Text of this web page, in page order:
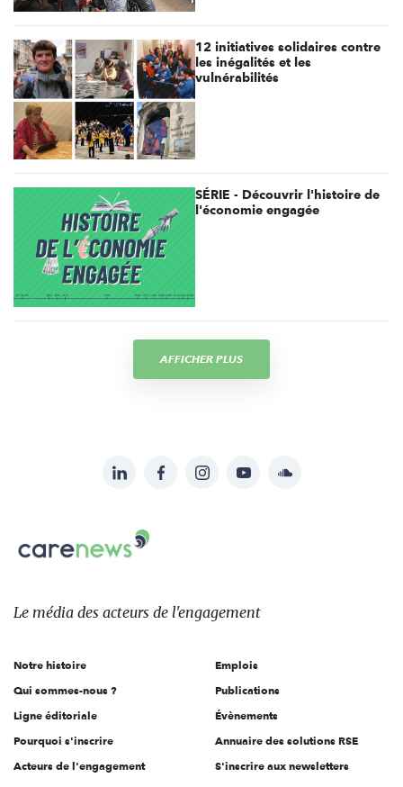
12 initiatives solidaires contre
les inégalités et les
vulnérabilités
SÉRIE - Découvrir l'histoire de
l'économie engagée
AFFICHER PLUS
sur:
LinkedInFacebookInstagramYouTubeSoundcloud
Carenews,
Le
des
l'engagement
Le média des acteurs de l'engagement
Notre histoire
Qui sommes-nous ?
Ligne éditoriale
Pourquoi s'inscrire
Acteurs de l'engagement
Emplois
Publications
Évènements
Annuaire des solutions RSE
S'inscrire aux newsletters